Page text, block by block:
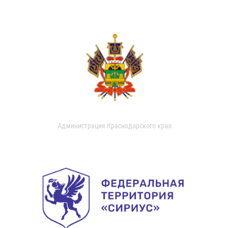
Администрация Краснодарского края